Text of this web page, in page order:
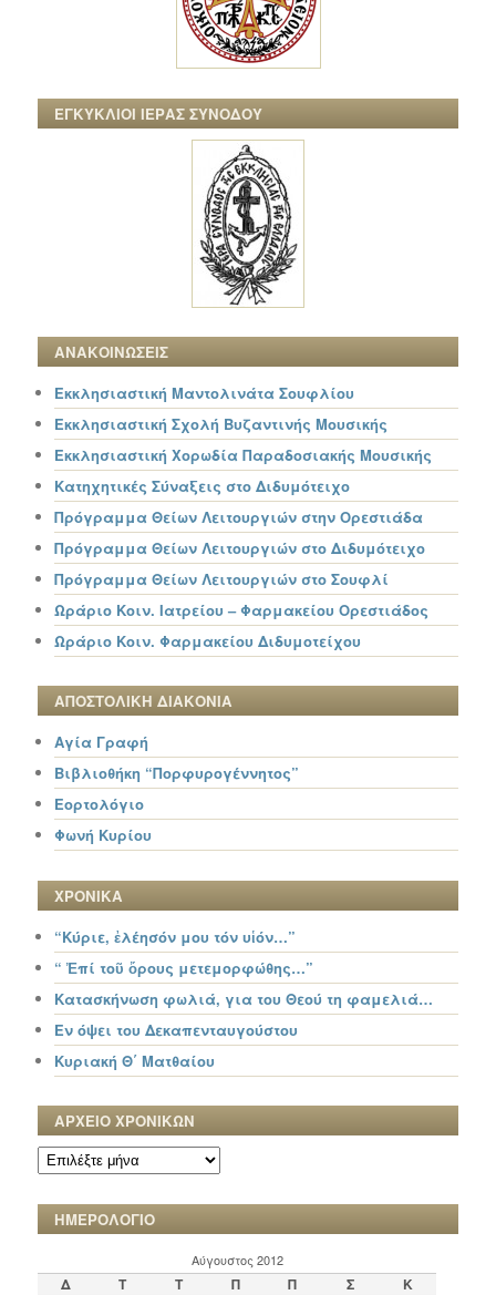
ΕΓΚΥΚΛΙΟΙ ΙΕΡΑΣ ΣΥΝΟΔΟΥ
ΑΝΑΚΟΙΝΩΣΕΙΣ
Εκκλησιαστική Μαντολινάτα Σουφλίου
Εκκλησιαστική Σχολή Βυζαντινής Μουσικής
Εκκλησιαστική Χορωδία Παραδοσιακής Μουσικής
Κατηχητικές Σύναξεις στο Διδυμότειχο
Πρόγραμμα Θείων Λειτουργιών στην Ορεστιάδα
Πρόγραμμα Θείων Λειτουργιών στο Διδυμότειχο
Πρόγραμμα Θείων Λειτουργιών στο Σουφλί
Ωράριο Κοιν. Ιατρείου – Φαρμακείου Ορεστιάδος
Ωράριο Κοιν. Φαρμακείου Διδυμοτείχου
ΑΠΟΣΤΟΛΙΚΗ ΔΙΑΚΟΝΙΑ
Αγία Γραφή
Βιβλιοθήκη “Πορφυρογέννητος”
Εορτολόγιο
Φωνή Κυρίου
ΧΡΟΝΙΚΑ
“Κύριε, ἐλέησόν μου τόν υἱόν…”
“ Ἐπί τοῦ ὄρους μετεμορφώθης…”
Κατασκήνωση φωλιά, για του Θεού τη φαμελιά…
Εν όψει του Δεκαπενταυγούστου
Κυριακή Θ΄ Ματθαίου
ΑΡΧΕΙΟ ΧΡΟΝΙΚΩΝ
ΑΡΧΕΙΟ
ΧΡΟΝΙΚΩΝ
ΗΜΕΡΟΛΟΓΙΟ
Αύγουστος 2012
Δ Τ Τ Π Π Σ Κ